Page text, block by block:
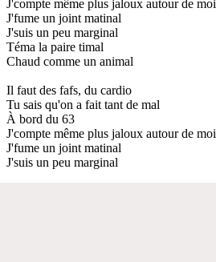
J'compte même plus jaloux autour de moi
J'fume un joint matinal
J'suis un peu marginal
Téma la paire timal
Chaud comme un animal
Il faut des fafs, du cardio
Tu sais qu'on a fait tant de mal
À bord du 63
J'compte même plus jaloux autour de moi
J'fume un joint matinal
J'suis un peu marginal